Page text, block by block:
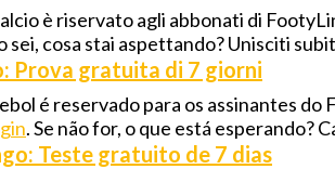
è riservato agli abbonati di
sei, cosa stai aspettando? Unisciti
Prova gratuita di 7 giorni
é reservado para os assinantes do
. Se não for, o que está esperando?
Teste gratuito de 7 dias